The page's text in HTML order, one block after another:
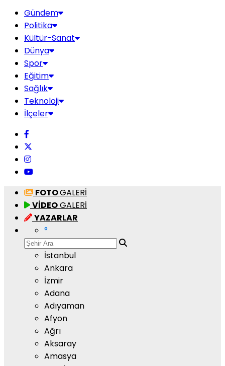
Gündem
Politika
Kültür-Sanat
Dünya
Spor
Eğitim
Sağlık
Teknoloji
İlçeler
FOTOGALERİ
VİDEOGALERİ
YAZARLAR
°
İstanbul
Ankara
İzmir
Adana
Adıyaman
Afyon
Ağrı
Aksaray
Amasya